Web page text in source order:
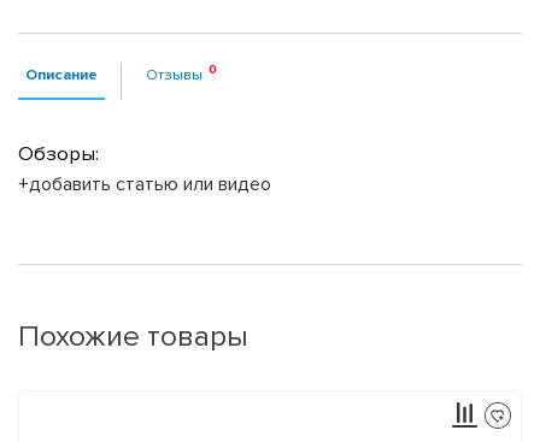
Описание Отзывы
Обзоры:
+добавить статью или видео
Похожие товары